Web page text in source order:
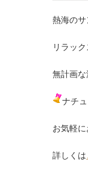
熱海の
リラッ
無計画
ナチ
お気軽
詳しくは